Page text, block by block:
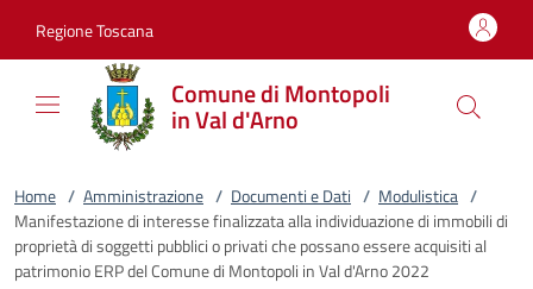
Regione Toscana
Comune di Montopoli
in Val d'Arno
Home / Amministrazione / Documenti e Dati / Modulistica /
Manifestazione di interesse finalizzata alla individuazione di immobili di
proprietà di soggetti pubblici o privati che possano essere acquisiti al
patrimonio ERP del Comune di Montopoli in Val d'Arno 2022